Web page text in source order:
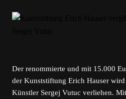
Der renommierte und mit 15.000
der Kunststiftung Erich Hauser wird
Künstler Sergej Vutuc verliehen.